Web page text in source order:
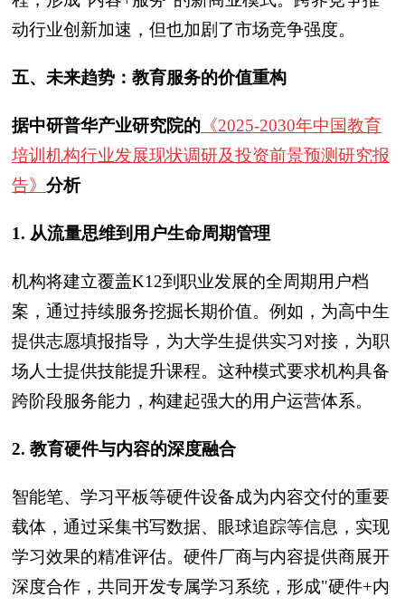
动行业创新加速，但也加剧了市场竞争强度。
五、未来趋势：教育服务的价值重构
据中研普华产业研究院的 《2025-2030年中国教育
培训机构行业发展现状调研及投资前景预测研究报
告》 分析
1. 从流量思维到用户生命周期管理
机构将建立覆盖K12到职业发展的全周期用户档
案，通过持续服务挖掘长期价值。例如，为高中生
提供志愿填报指导，为大学生提供实习对接，为职
场人士提供技能提升课程。这种模式要求机构具备
跨阶段服务能力，构建起强大的用户运营体系。
2. 教育硬件与内容的深度融合
智能笔、学习平板等硬件设备成为内容交付的重要
载体，通过采集书写数据、眼球追踪等信息，实现
学习效果的精准评估。硬件厂商与内容提供商展开
深度合作，共同开发专属学习系统，形成"硬件+内